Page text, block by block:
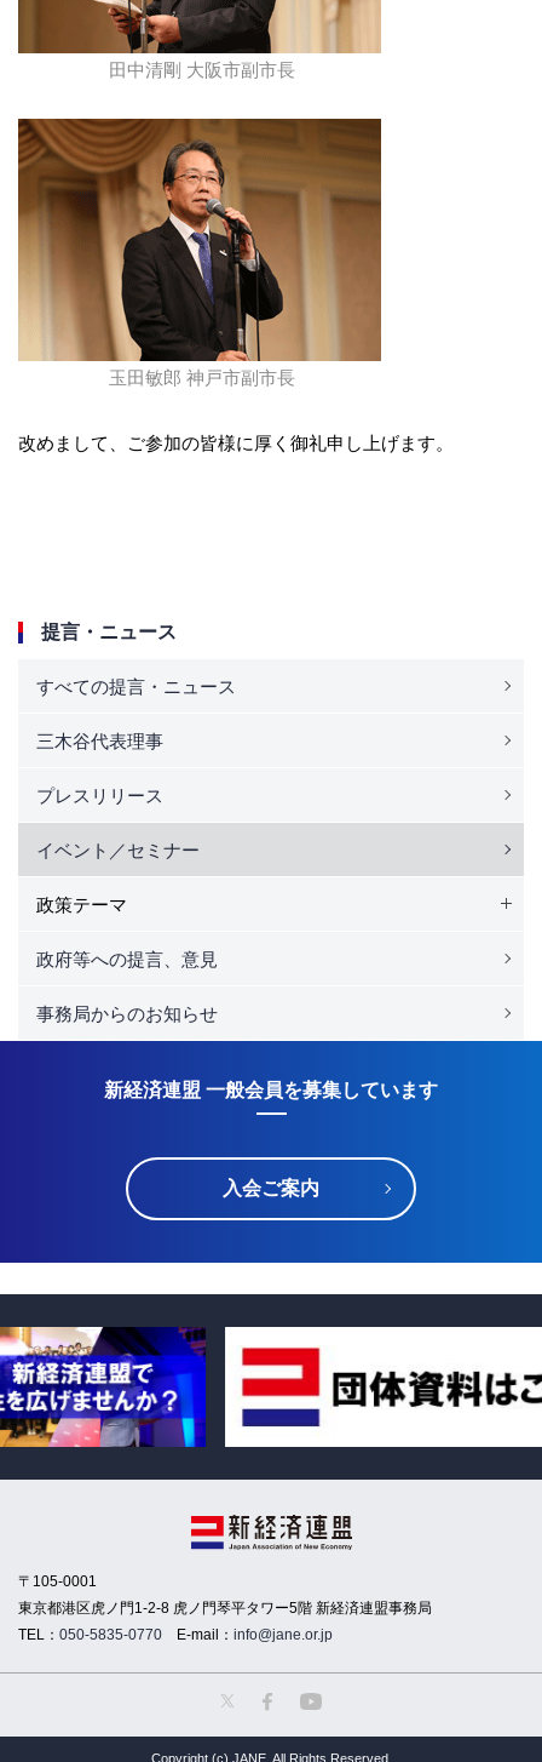
田中清剛 大阪市副市長
玉田敏郎 神戸市副市長
改めまして、ご参加の皆様に厚く御礼申し上げます。
提言・ニュース
すべての提言・ニュース
三木谷代表理事
プレスリリース
イベント／セミナー
政策テーマ
政府等への提言、意見
事務局からのお知らせ
新経済連盟 一般会員を募集しています
入会ご案内
〒105-0001
東京都港区虎ノ門1-2-8 虎ノ門琴平タワー5階 新経済連盟事務局
TEL： 050-5835-0770 E-mail： info@jane.or.jp
Copyright (c) JANE. All Rights Reserved.